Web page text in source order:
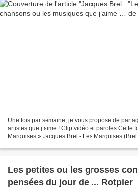
Une fois par semaine, je vous propose de
artistes que j’aime ! Clip vidéo et paroles Cette
Marquises » Jacques Brel - Les Marquises
Les petites ou les grosses
pensées du jour de ... Rotpier